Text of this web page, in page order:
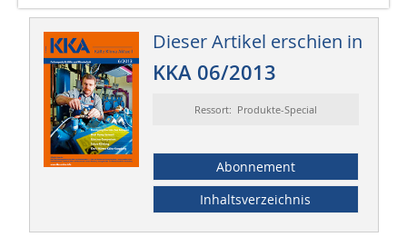
Dieser Artikel erschien in
KKA 06/2013
Ressort: Produkte-Special
Abonnement
Inhaltsverzeichnis